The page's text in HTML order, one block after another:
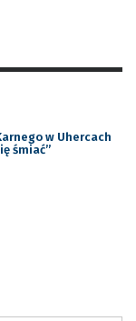
w Uhercach
śmiać”